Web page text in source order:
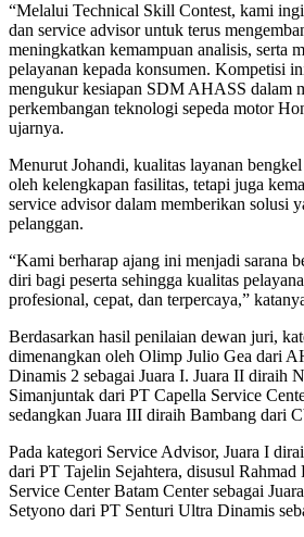
“Melalui Technical Skill Contest, kami
dan service advisor untuk terus
meningkatkan kemampuan analisis, serta
pelayanan kepada konsumen. Kompetisi
mengukur kesiapan SDM AHASS dalam
perkembangan teknologi sepeda motor
ujarnya.
Menurut Johandi, kualitas layanan
oleh kelengkapan fasilitas, tetapi juga
service advisor dalam memberikan solusi
pelanggan.
“Kami berharap ajang ini menjadi sarana
diri bagi peserta sehingga kualitas
profesional, cepat, dan terpercaya,”
Berdasarkan hasil penilaian dewan juri,
dimenangkan oleh Olimp Julio Gea dari
Dinamis 2 sebagai Juara I. Juara II diraih
Simanjuntak dari PT Capella Service
sedangkan Juara III diraih Bambang dari
Pada kategori Service Advisor, Juara I
dari PT Tajelin Sejahtera, disusul
Service Center Batam Center sebagai
Setyono dari PT Senturi Ultra Dinamis